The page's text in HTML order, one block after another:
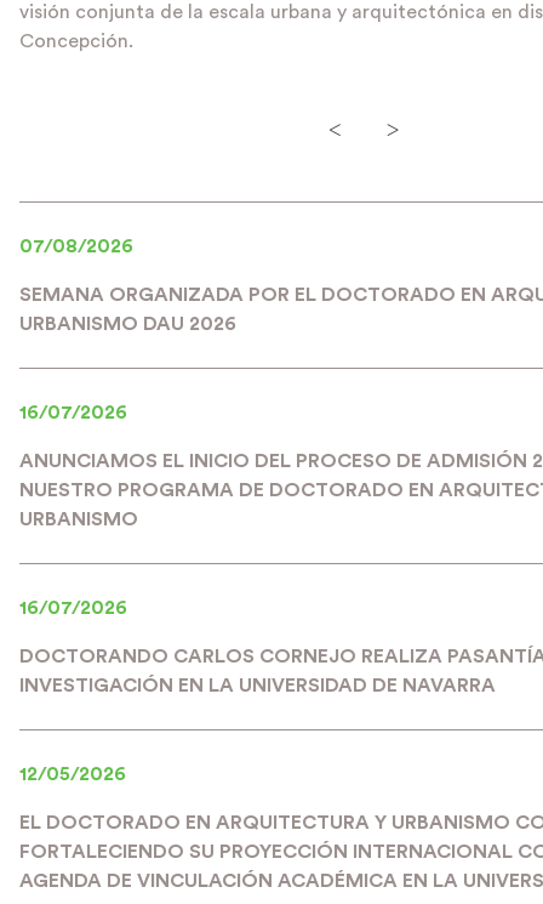
visión conjunta de la escala urbana y arquitectónica en
Concepción.
< >
07/08/2026
SEMANA ORGANIZADA POR EL DOCTORADO EN
URBANISMO DAU 2026
16/07/2026
ANUNCIAMOS EL INICIO DEL PROCESO DE ADMISIÓN
NUESTRO PROGRAMA DE DOCTORADO EN
URBANISMO
16/07/2026
DOCTORANDO CARLOS CORNEJO REALIZA
INVESTIGACIÓN EN LA UNIVERSIDAD DE NAVARRA
12/05/2026
EL DOCTORADO EN ARQUITECTURA Y URBANISMO
FORTALECIENDO SU PROYECCIÓN INTERNACIONAL
AGENDA DE VINCULACIÓN ACADÉMICA EN LA